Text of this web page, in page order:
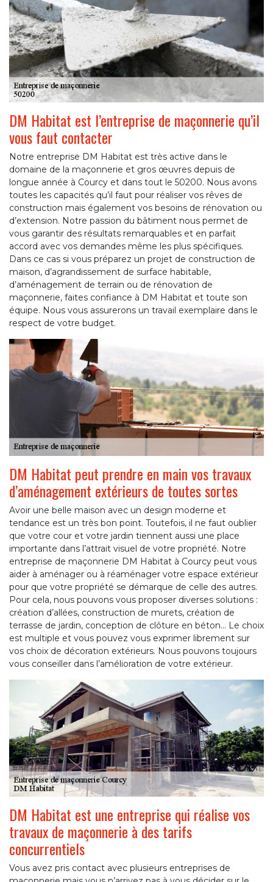
DM Habitat est l’entreprise de maçonnerie qu’il
vous faut contacter
Notre entreprise DM Habitat est très active dans le
domaine de la maçonnerie et gros œuvres depuis de
longue année à Courcy et dans tout le 50200. Nous avons
toutes les capacités qu’il faut pour réaliser vos rêves de
construction mais également vos besoins de rénovation ou
d’extension. Notre passion du bâtiment nous permet de
vous garantir des résultats remarquables et en parfait
accord avec vos demandes même les plus spécifiques.
Dans ce cas si vous préparez un projet de construction de
maison, d’agrandissement de surface habitable,
d’aménagement de terrain ou de rénovation de
maçonnerie, faites confiance à DM Habitat et toute son
équipe. Nous vous assurerons un travail exemplaire dans le
respect de votre budget.
DM Habitat peut prendre en main vos travaux
d’aménagement extérieurs de toutes sortes
Avoir une belle maison avec un design moderne et
tendance est un très bon point. Toutefois, il ne faut oublier
que votre cour et votre jardin tiennent aussi une place
importante dans l’attrait visuel de votre propriété. Notre
entreprise de maçonnerie DM Habitat à Courcy peut vous
aider à aménager ou à réaménager votre espace extérieur
pour que votre propriété se démarque de celle des autres.
Pour cela, nous pouvons vous proposer diverses solutions :
création d’allées, construction de murets, création de
terrasse de jardin, conception de clôture en béton… Le choix
est multiple et vous pouvez vous exprimer librement sur
vos choix de décoration extérieurs. Nous pouvons toujours
vous conseiller dans l’amélioration de votre extérieur.
DM Habitat est une entreprise qui réalise vos
travaux de maçonnerie à des tarifs
concurrentiels
Vous avez pris contact avec plusieurs entreprises de